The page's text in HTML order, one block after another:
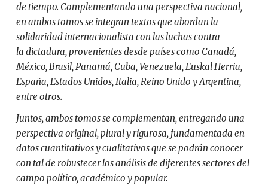
de tiempo. Complementando una perspectiva nacional,
en ambos tomos se integran textos que abordan la
solidaridad internacionalista con las luchas contra
la dictadura, provenientes desde países como Canadá,
México, Brasil, Panamá, Cuba, Venezuela, Euskal Herria,
España, Estados Unidos, Italia, Reino Unido y Argentina,
entre otros.
Juntos, ambos tomos se complementan, entregando una
perspectiva original, plural y rigurosa, fundamentada en
datos cuantitativos y cualitativos que se podrán conocer
con tal de robustecer los análisis de diferentes sectores del
campo político, académico y popular.